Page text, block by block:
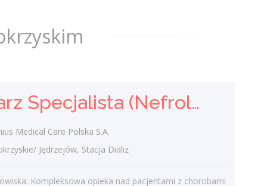
Fresenius Medical Care Polska S.A.
świętokrzyskie/ Jędrzejów, Stacja Dializ
leczenie pacjentów z niewydolnością nerek
Lekarz Specjalista (Nefrolog / Internista) (K/M/N)
Medical Care Polska S.A.
Jędrzejów, Stacja Dializ
Kompleksowa opieka nad pacjentami z chorobami